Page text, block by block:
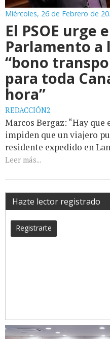
Miércoles, 26 de Febrero de
El PSOE urge
Parlamento a
“bono
para toda
hora”
REDACCIÓN2
Marcos Bergaz: “Hay
impiden que un viajero
residente expedido en
Leer más...
Hazte lector registrado
Registrarte